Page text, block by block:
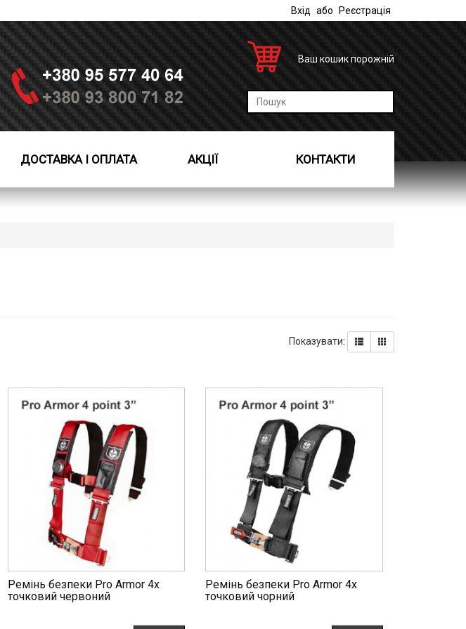
Вхід або Реєстрація
Ваш кошик порожній
ДОСТАВКА І ОПЛАТА АКЦІЇ КОНТАКТИ
Показувати:
Ремінь безпеки Pro Armor 4х
точковий червоний
Ремінь безпеки Pro Armor 4х
точковий чорний